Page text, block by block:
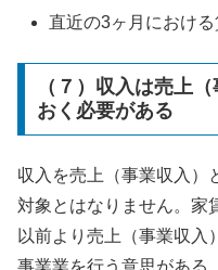
直近の3ヶ月におけ
（７）収入は売上
おく必要がある
収入を売上（事業収入）
対象とはなりません。家
以前より売上（事業収入
事業業を行う意思がある